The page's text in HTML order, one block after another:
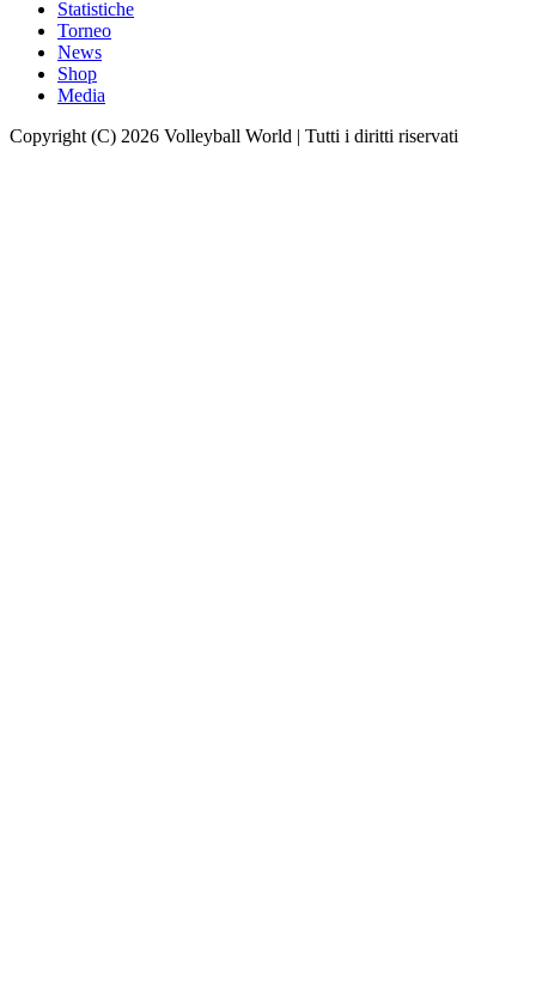
Statistiche
Torneo
News
Shop
Media
Copyright (C) 2026 Volleyball World | Tutti i diritti riservati